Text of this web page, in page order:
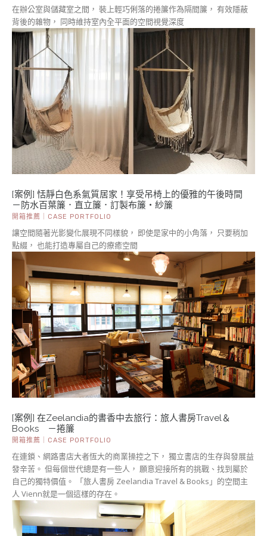
在辦公室與儲藏室之間， 裝上輕巧俐落的捲簾作為隔間簾， 有效隱蔽
背後的雜物， 同時維持室內全平面的空間視覺深度
[案例] 恬靜白色系氣質居家！享受吊椅上的優雅的午後時間
－防水百葉簾．直立簾．訂製布簾・紗簾
開箱推薦｜CASE PORTFOLIO
讓空間隨著光影變化展現不同樣貌， 即使是家中的小角落， 只要稍加
點綴， 也能打造專屬自己的療癒空間
[案例] 在Zeelandia的書香中去旅行：旅人書房Travel＆
Books －捲簾
開箱推薦｜CASE PORTFOLIO
在連鎖、網路書店大者恆大的商業操控之下， 獨立書店的生存與發展益
發辛苦。 但每個世代總是有一些人， 願意迎接所有的挑戰、找到屬於
自己的獨特價值。 「旅人書房 Zeelandia Travel & Books」的空間主
人 Vienn就是一個這樣的存在。